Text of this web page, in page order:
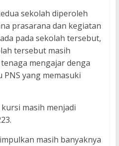
sekolah diperoleh
prasarana dan kegiatan
pada sekolah tersebut,
tersebut masih
mengajar denga
yang memasuki
masih menjadi
masih banyaknya